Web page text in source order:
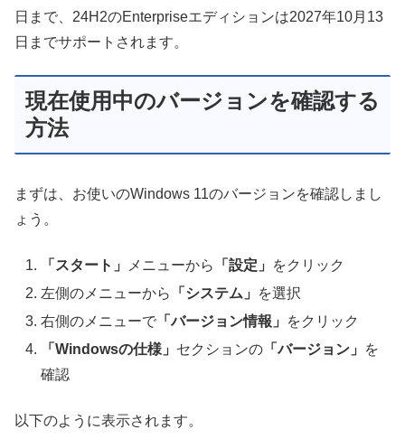
日まで、24H2のEnterpriseエディションは2027年10月13
日までサポートされます。
現在使用中のバージョンを確認する
方法
まずは、お使いのWindows 11のバージョンを確認しまし
ょう。
「スタート」 メニューから 「設定」
をクリック
左側のメニューから
「システム」
を選択
右側のメニューで 「バージョン情報」
をクリック
「Windowsの仕様」 セクションの 「バージョン」
を
確認
以下のように表示されます。